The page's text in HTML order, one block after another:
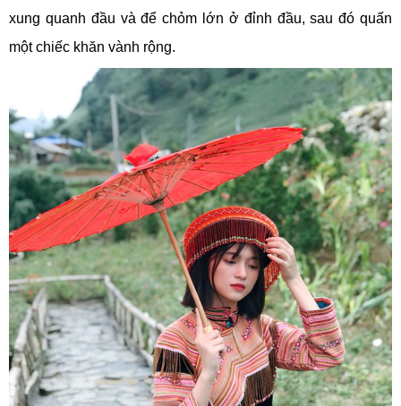
xung quanh đầu và để chỏm lớn ở đỉnh đầu, sau đó quấn
một chiếc khăn vành rộng.